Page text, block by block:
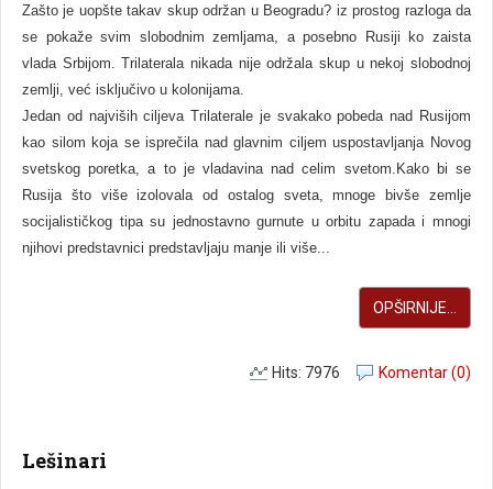
Zašto je uopšte takav skup održan u Beogradu? iz prostog razloga da
se pokaže svim slobodnim zemljama, a posebno Rusiji ko zaista
vlada Srbijom. Trilaterala nikada nije održala skup u nekoj slobodnoj
zemlji, već isključivo u kolonijama.
Jedan od najviših ciljeva Trilaterale je svakako pobeda nad Rusijom
kao silom koja se isprečila nad glavnim ciljem uspostavljanja Novog
svetskog poretka, a to je vladavina nad celim svetom.Kako bi se
Rusija što više izolovala od ostalog sveta, mnoge bivše zemlje
socijalističkog tipa su jednostavno gurnute u orbitu zapada i mnogi
njihovi predstavnici predstavljaju manje ili više...
OPŠIRNIJE...
Komentar (0)
Hits: 7976
Lešinari